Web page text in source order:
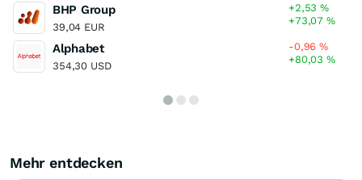
BHP Group
39,04 EUR
+2,53%
+73,07%
Alphabet
354,30 USD
-0,96%
+80,03%
Mehr entdecken